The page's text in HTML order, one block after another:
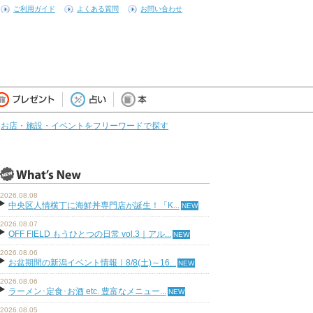
ご利用ガイド よくある質問 お問い合わせ
お店・施設・イベントをフリーワードで探す
2026.08.08
中央区人情横丁に海鮮丼専門店が誕生！「K...
2026.08.07
OFF FIELD もうひとつの日常 vol.3｜アル...
2026.08.06
お盆期間の新潟イベント情報｜8/8(土)～16...
2026.08.06
ラーメン･定食･お酒 etc. 豊富なメニュー...
2026.08.05